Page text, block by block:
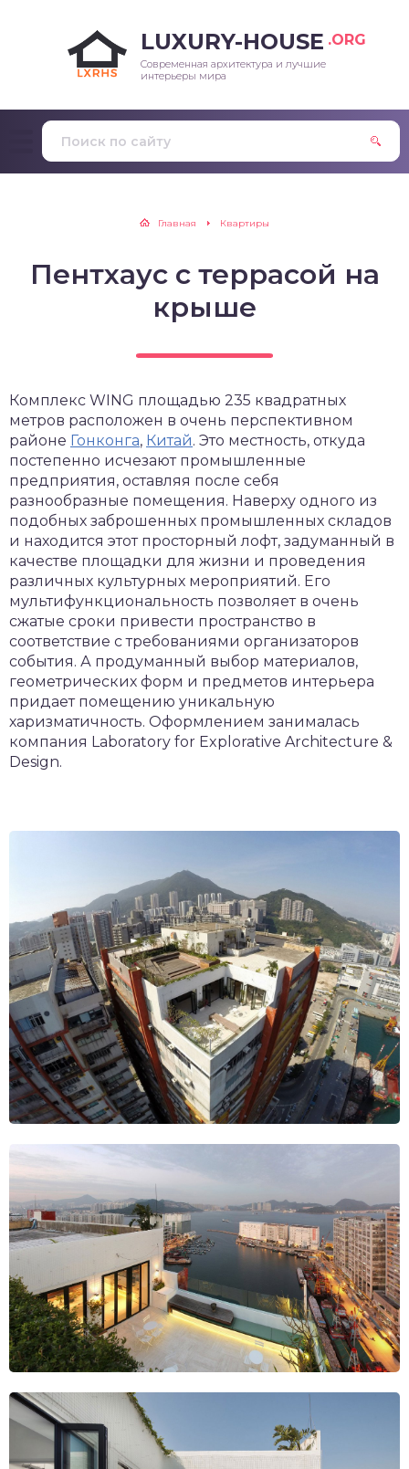
LUXURY-HOUSE .ORG
Современная архитектура и лучшие
интерьеры мира
Главная Квартиры
Пентхаус с террасой на
крыше
Комплекс WING площадью 235 квадратных
метров расположен в очень перспективном
районе Гонконга, Китай. Это местность, откуда
постепенно исчезают промышленные
предприятия, оставляя после себя
разнообразные помещения. Наверху одного из
подобных заброшенных промышленных складов
и находится этот просторный лофт, задуманный в
качестве площадки для жизни и проведения
различных культурных мероприятий. Его
мультифункциональность позволяет в очень
сжатые сроки привести пространство в
соответствие с требованиями организаторов
события. А продуманный выбор материалов,
геометрических форм и предметов интерьера
придает помещению уникальную
харизматичность. Оформлением занималась
компания Laboratory for Explorative Architecture &
Design.